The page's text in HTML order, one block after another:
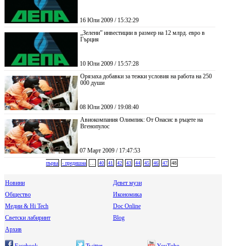
16 Юли 2009 / 15:32:29
„Зелени” инвестиции в размер на 12 млрд. евро в
Гърция
10 Юли 2009 / 15:57:28
Орязаха добавки за тежки условия на работа на 250
000 души
08 Юли 2009 / 19:08:40
Авиокомпания Олимпик: От Онасис в ръцете на
Вгенопулос
07 Март 2009 / 17:47:53
първа ‹ предишна 40 41 42 43 44 45 46 47 48
Новини
Девет музи
Общество
Икономика
Медии & Hi Tech
Doc Online
Светски лабиринт
Blog
Архив